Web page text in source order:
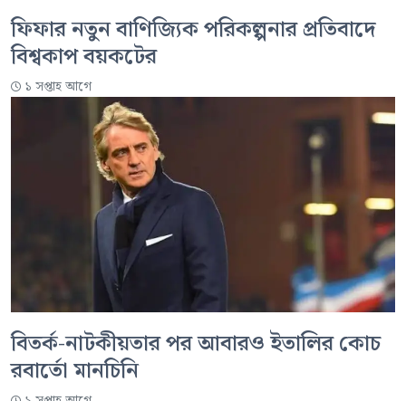
ফিফার নতুন বাণিজ্যিক পরিকল্পনার প্রতিবাদে
বিশ্বকাপ বয়কটের
১ সপ্তাহ আগে
বিতর্ক-নাটকীয়তার পর আবারও ইতালির কোচ
রবার্তো মানচিনি